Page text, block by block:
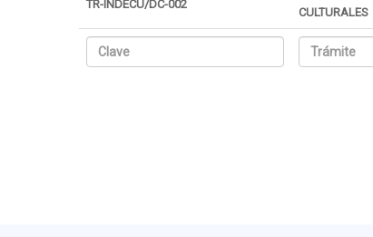
TR-INDECU/DC-002
CULTURALES